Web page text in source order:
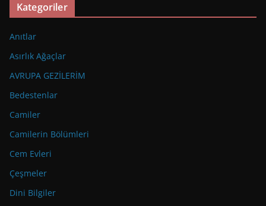
Kategoriler
Anıtlar
Asırlık Ağaçlar
AVRUPA GEZİLERİM
Bedestenlar
Camiler
Camilerin Bölümleri
Cem Evleri
Çeşmeler
Dini Bilgiler